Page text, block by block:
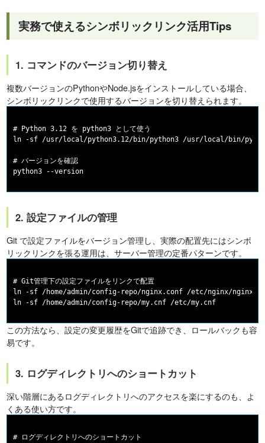
実務で使えるシンボリックリンク活用Tips
1. コマンドのバージョン切り替え
複数バージョンのPythonやNode.jsをインストールしている場合、
シンボリックリンクで使用するバージョンを切り替えられます。
# Python 3.12 を python3 として使う
ln -sf /usr/local/python3.12/bin/python3 /usr/local/bin/
# バージョンを確認
2. 設定ファイルの管理
Git で設定ファイルをバージョン管理し、実際の配置先にはシンボ
リックリンクを張る運用は、サーバー管理の定番パターンです。
# Git管理下の設定ファイルをリンクで配置
ln -sf /home/admin/config-repo/nginx.conf /etc/nginx/
この方法なら、設定の変更履歴をGitで追跡でき、ロールバックも容
易です。
3. ログディレクトリへのショートカット
深い階層にあるログディレクトリへのアクセスを楽にするのも、よ
くある使い方です。
# ログディレクトリへのショートカット